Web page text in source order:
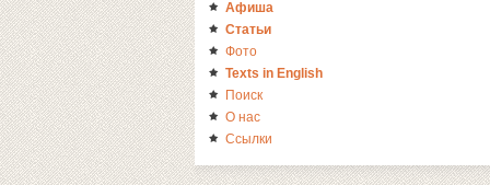
Афиша
Статьи
Фото
Texts in English
Поиск
О нас
Ссылки